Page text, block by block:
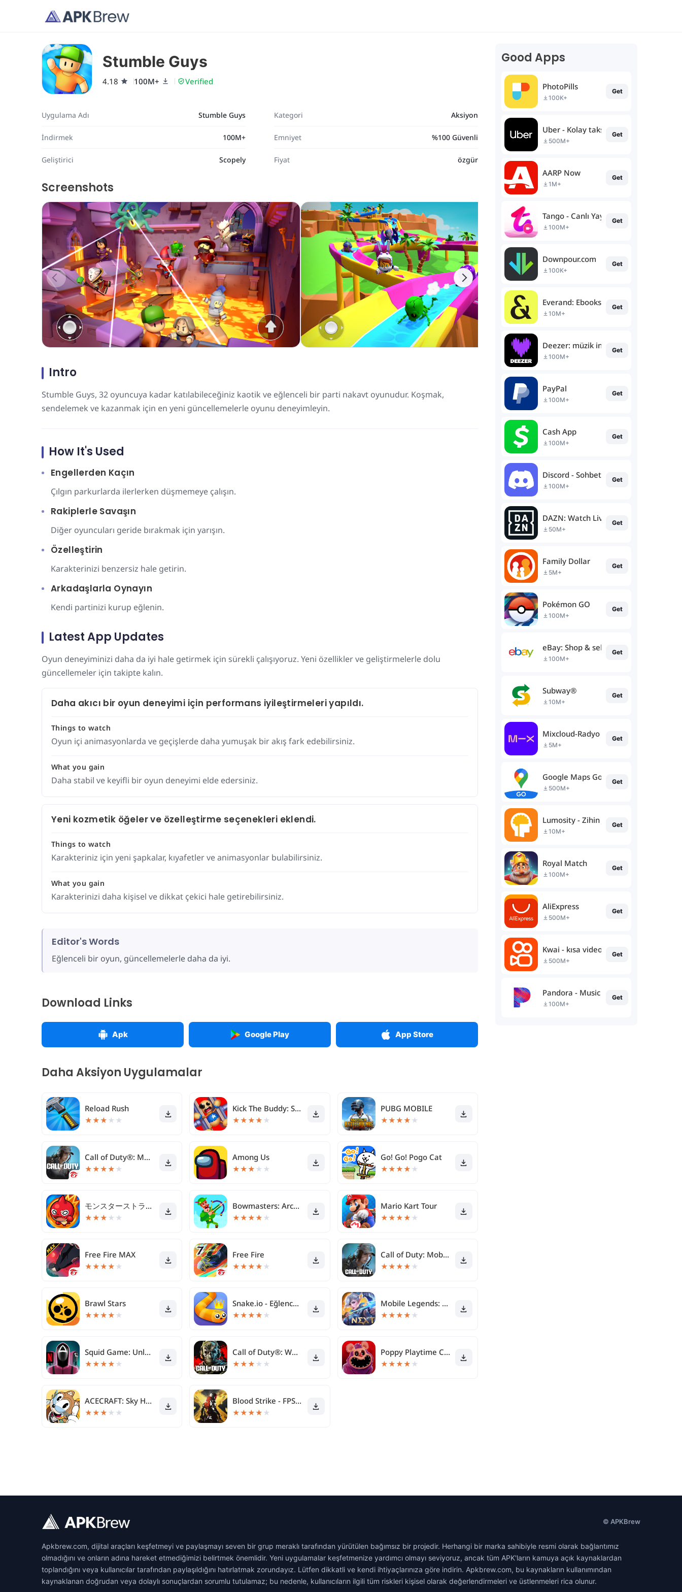
Stumble Guys
4.18 100M+ Verified
Uygulama Adı Stumble Guys Kategori Aksiyon
İndirmek 100M+ Emniyet %100 Güvenli
Geliştirici Scopely Fiyat özgür
Screenshots
Intro
Stumble Guys, 32 oyuncuya kadar katılabileceğiniz kaotik ve eğlenceli bir parti nakavt oyunudur. Koşmak,
sendelemek ve kazanmak için en yeni güncellemelerle oyunu deneyimleyin.
How It's Used
Engellerden Kaçın
Çılgın parkurlarda ilerlerken düşmemeye çalışın.
Rakiplerle Savaşın
Diğer oyuncuları geride bırakmak için yarışın.
Özelleştirin
Karakterinizi benzersiz hale getirin.
Arkadaşlarla Oynayın
Kendi partinizi kurup eğlenin.
Latest App Updates
Oyun deneyiminizi daha da iyi hale getirmek için sürekli çalışıyoruz. Yeni özellikler ve geliştirmelerle dolu
güncellemeler için takipte kalın.
Daha akıcı bir oyun deneyimi için performans iyileştirmeleri yapıldı.
Things to watch
Oyun içi animasyonlarda ve geçişlerde daha yumuşak bir akış fark edebilirsiniz.
What you gain
Daha stabil ve keyifli bir oyun deneyimi elde edersiniz.
Yeni kozmetik öğeler ve özelleştirme seçenekleri eklendi.
Things to watch
Karakteriniz için yeni şapkalar, kıyafetler ve animasyonlar bulabilirsiniz.
What you gain
Karakterinizi daha kişisel ve dikkat çekici hale getirebilirsiniz.
Editor's Words
Eğlenceli bir oyun, güncellemelerle daha da iyi.
Download Links
Apk Google Play App Store
Daha Aksiyon Uygulamalar
Reload Rush
★★★ ★ ★
Kick The Buddy: Second Kick
★★★★ ★
PUBG MOBILE
★★★★ ★
Call of Duty®: Mobile - Garena
★★★★ ★
Among Us
★★★ ★ ★
Go! Go! Pogo Cat
★★★★ ★
モンスターストライク
★★★ ★ ★
Bowmasters: Archery Shooting
★★★★ ★
Mario Kart Tour
★★★★ ★
Free Fire MAX
★★★★ ★
Free Fire
★★★★ ★
Call of Duty: Mobile 4. Sezon
★★★★ ★
Brawl Stars
★★★★ ★
Snake.io - Eğlence Yılan Oyunu
★★★★ ★
Mobile Legends: Bang Bang
★★★★ ★
Squid Game: Unleashed
★★★★ ★
Call of Duty®: Warzone™ Mobile
★★★ ★ ★
Poppy Playtime Chapter 3
★★★★ ★
ACECRAFT: Sky Hero
★★★ ★ ★
Blood Strike - FPS for all
★★★★ ★
Good Apps
PhotoPills
100K+
Get
Uber - Kolay taksi yolculuğu
500M+
Get
AARP Now
1M+
Get
Tango - Canlı Yayın & Sohbet
100M+
Get
Downpour.com
100K+
Get
Everand: Ebooks and audiobooks
10M+
Get
Deezer: müzik indirme programı
100M+
Get
PayPal
100M+
Get
Cash App
100M+
Get
Discord - Sohbet Et & Konuş
100M+
Get
DAZN: Watch Live Sports
50M+
Get
Family Dollar
5M+
Get
Pokémon GO
100M+
Get
eBay: Shop & sell in the app
100M+
Get
Subway®
10M+
Get
Mixcloud-Radyo ve DJ miksleri
5M+
Get
Google Maps Go
500M+
Get
Lumosity - Zihin Jimnastiği
10M+
Get
Royal Match
100M+
Get
AliExpress
500M+
Get
Kwai - kısa video topluluğu
500M+
Get
Pandora - Music & Podcasts
100M+
Get
© APKBrew
Apkbrew.com, dijital araçları keşfetmeyi ve paylaşmayı seven bir grup meraklı tarafından yürütülen bağımsız bir projedir. Herhangi bir marka sahibiyle resmi olarak bağlantımız
olmadığını ve onların adına hareket etmediğimizi belirtmek önemlidir. Yeni uygulamalar keşfetmenize yardımcı olmayı seviyoruz, ancak tüm APK'ların kamuya açık kaynaklardan
toplandığını veya kullanıcılar tarafından paylaşıldığını hatırlatmak zorundayız. Lütfen dikkatli ve kendi ihtiyaçlarınıza göre indirin. Apkbrew.com, bu kaynakların kullanımından
kaynaklanan doğrudan veya dolaylı sonuçlardan sorumlu tutulamaz; bu nedenle, kullanıcıların ilgili tüm riskleri kişisel olarak değerlendirmeleri ve üstlenmeleri rica olunur.